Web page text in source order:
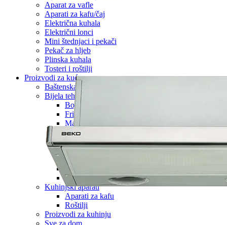
Aparat za vafle
Aparati za kafu/čaj
Električna kuhala
Električni lonci
Mini štednjaci i pekači
Pekač za hljeb
Plinska kuhala
Tosteri i roštilji
Proizvodi za kuću
Baštenska oprema
Bijela tehnika
Bojleri
Frižideri/ Zamrzivači/ Vitrine
Mašina za pranje suđa
Mikrovalne pećnice
Nape
Štednjaci
Ugradbena pećnica
Ugradbena ploča
Vinske vitrine
Kuhinjski aparati
Aparati za kafu
Roštilji
Proizvodi za kuhinju
Sve za dom